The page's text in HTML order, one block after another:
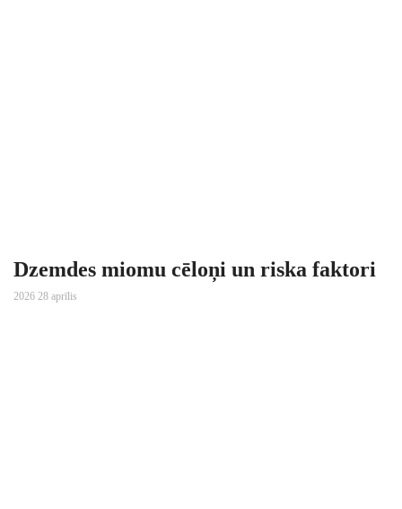
Dzemdes miomu cēloņi un riska faktori
2026 28 aprīlis